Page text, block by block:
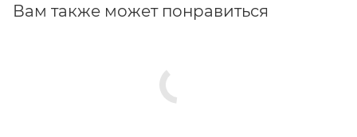
Вам также может понравиться